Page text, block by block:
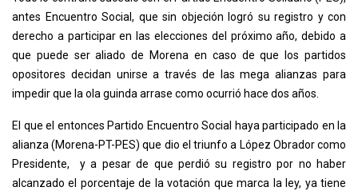
antes Encuentro Social, que sin objeción logró su registro y con
derecho a participar en las elecciones del próximo año, debido a
que puede ser aliado de Morena en caso de que los partidos
opositores decidan unirse a través de las mega alianzas para
impedir que la ola guinda arrase como ocurrió hace dos años.
El que el entonces Partido Encuentro Social haya participado en la
alianza (Morena-PT-PES) que dio el triunfo a López Obrador como
Presidente, y a pesar de que perdió su registro por no haber
alcanzado el porcentaje de la votación que marca la ley, ya tiene